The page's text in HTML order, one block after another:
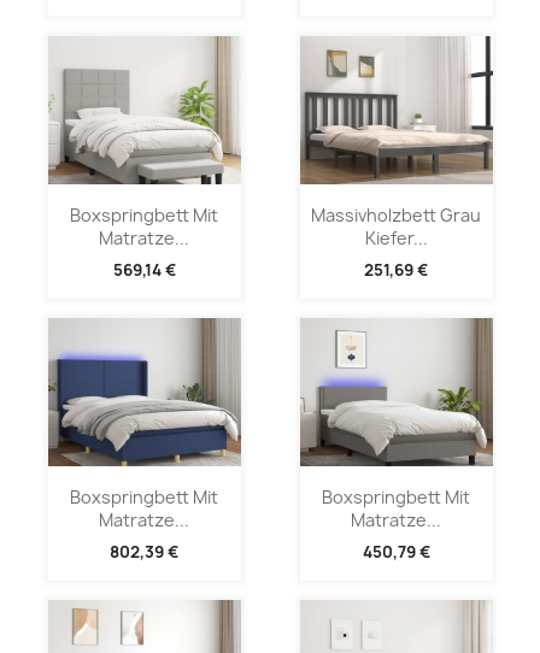
Boxspringbett Mit
Matratze...
569,14 €
Massivholzbett Grau
Kiefer...
251,69 €
Boxspringbett Mit
Matratze...
802,39 €
Boxspringbett Mit
Matratze...
450,79 €